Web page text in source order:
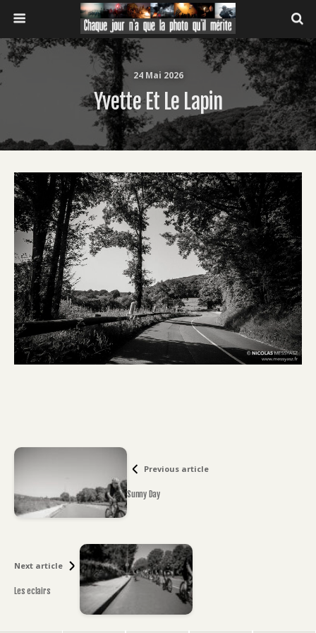
24 Mai 2026
Yvette Et Le Lapin
Previous article
Sunny Day
Next article
Les eclairs